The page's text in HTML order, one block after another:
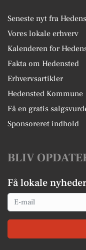
Seneste nyt fra
Vores lokale erhverv
Kalenderen for
Fakta om Hedensted
Erhvervsartikler
Hedensted Kommune
Få en gratis
Sponsoreret indhold
BLIV
Få lokale
Email